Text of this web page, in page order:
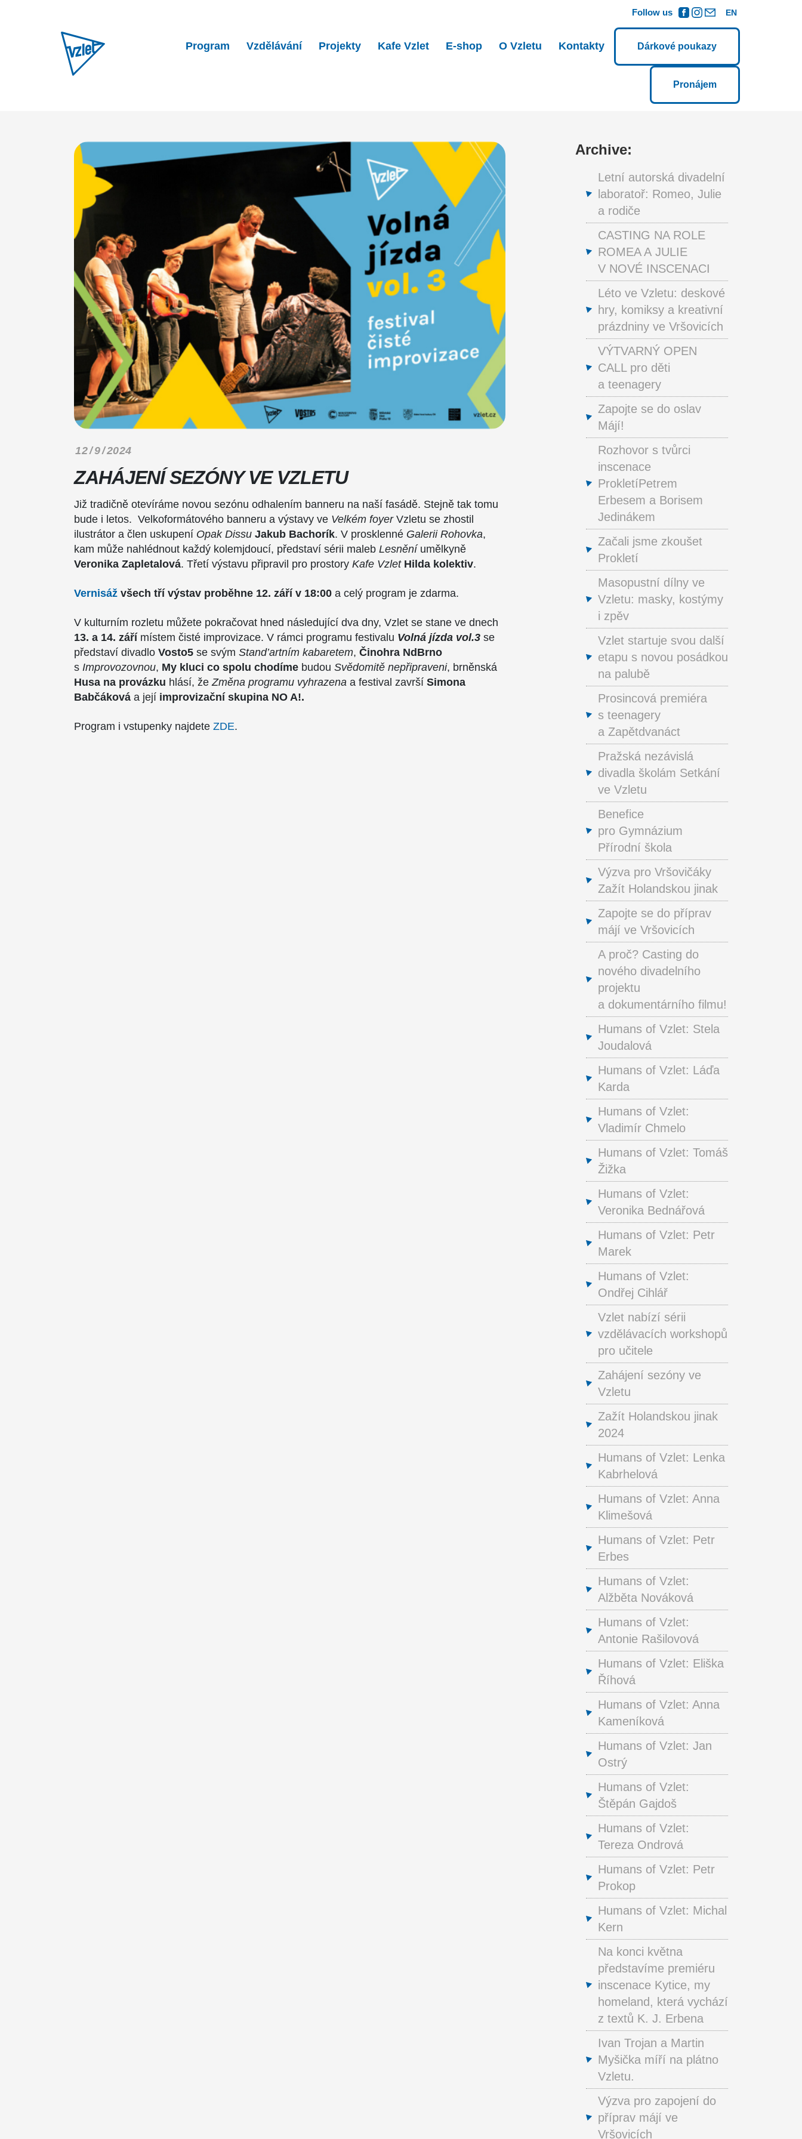
Follow us EN
Program Vzdělávání Projekty Kafe Vzlet E-shop O Vzletu Kontakty Dárkové poukazy
Pronájem
12 / 9 / 2024
ZAHÁJENÍ SEZÓNY VE VZLETU
Již tradičně otevíráme novou sezónu odhalením banneru na naší fasádě. Stejně tak tomu
bude i letos. Velkoformátového banneru a výstavy ve Velkém foyerVzletu se zhostil
ilustrátor a člen uskupení Opak Dissu Jakub Bachorík. V prosklenné Galerii Rohovka,
kam může nahlédnout každý kolemjdoucí, představí sérii maleb Lesnění umělkyně
Veronika Zapletalová. Třetí výstavu připravil pro prostory Kafe Vzlet Hilda kolektiv.
Vernisáž všech tří výstav proběhne 12. září v 18:00 a celý program je zdarma.
V kulturním rozletu můžete pokračovat hned následující dva dny, Vzlet se stane ve dnech
13. a 14. zářímístem čisté improvizace. V rámci programu festivalu Volná jízda vol.3 se
představí divadlo Vosto5 se svým Stand’artním kabaretem, Činohra NdBrno
s Improvozovnou, My kluci co spolu chodíme budou Svědomitě nepřipraveni, brněnská
Husa na provázku hlásí, že Změna programu vyhrazena a festival završí Simona
Babčáková a její improvizační skupina NO A!.
Program i vstupenky najdete ZDE.
Archive:
Letní autorská divadelní
laboratoř: Romeo, Julie
a rodiče
CASTING NA ROLE
ROMEA A JULIE
V NOVÉ INSCENACI
Léto ve Vzletu: deskové
hry, komiksy a kreativní
prázdniny ve Vršovicích
VÝTVARNÝ OPEN
CALL pro děti
a teenagery
Zapojte se do oslav
Májí!
Rozhovor s tvůrci
inscenace
ProkletíPetrem
Erbesem a Borisem
Jedinákem
Začali jsme zkoušet
Prokletí
Masopustní dílny ve
Vzletu: masky, kostýmy
i zpěv
Vzlet startuje svou další
etapu s novou posádkou
na palubě
Prosincová premiéra
s teenagery
a Zapětdvanáct
Pražská nezávislá
divadla školám Setkání
ve Vzletu
Benefice
pro Gymnázium
Přírodní škola
Výzva pro Vršovičáky
Zažít Holandskou jinak
Zapojte se do příprav
májí ve Vršovicích
A proč? Casting do
nového divadelního
projektu
a dokumentárního filmu!
Humans of Vzlet: Stela
Joudalová
Humans of Vzlet: Láďa
Karda
Humans of Vzlet:
Vladimír Chmelo
Humans of Vzlet: Tomáš
Žižka
Humans of Vzlet:
Veronika Bednářová
Humans of Vzlet: Petr
Marek
Humans of Vzlet:
Ondřej Cihlář
Vzlet nabízí sérii
vzdělávacích workshopů
pro učitele
Zahájení sezóny ve
Vzletu
Zažít Holandskou jinak
2024
Humans of Vzlet: Lenka
Kabrhelová
Humans of Vzlet: Anna
Klimešová
Humans of Vzlet: Petr
Erbes
Humans of Vzlet:
Alžběta Nováková
Humans of Vzlet:
Antonie Rašilovová
Humans of Vzlet: Eliška
Říhová
Humans of Vzlet: Anna
Kameníková
Humans of Vzlet: Jan
Ostrý
Humans of Vzlet:
Štěpán Gajdoš
Humans of Vzlet:
Tereza Ondrová
Humans of Vzlet: Petr
Prokop
Humans of Vzlet: Michal
Kern
Na konci května
představíme premiéru
inscenace Kytice, my
homeland, která vychází
z textů K. J. Erbena
Ivan Trojan a Martin
Myšička míří na plátno
Vzletu.
Výzva pro zapojení do
příprav májí ve
Vršovicích